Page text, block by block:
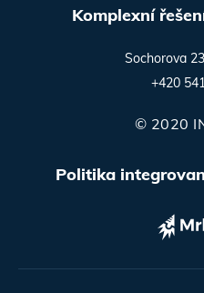
Komplexní
Sochorova
+420
© 2020
Politika